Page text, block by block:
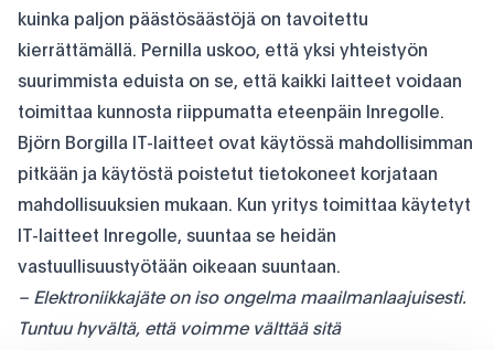
kuinka paljon päästösäästöjä on tavoitettu
kierrättämällä. Pernilla uskoo, että yksi yhteistyön
suurimmista eduista on se, että kaikki laitteet voidaan
toimittaa kunnosta riippumatta eteenpäin Inregolle.
Björn Borgilla IT-laitteet ovat käytössä mahdollisimman
pitkään ja käytöstä poistetut tietokoneet korjataan
mahdollisuuksien mukaan. Kun yritys toimittaa käytetyt
IT-laitteet Inregolle, suuntaa se heidän
vastuullisuustyötään oikeaan suuntaan.
– Elektroniikkajäte on iso ongelma maailmanlaajuisesti.
Tuntuu hyvältä, että voimme välttää sitä